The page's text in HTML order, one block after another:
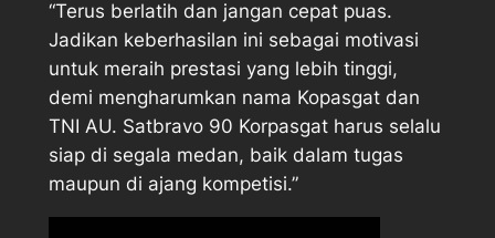
“Terus berlatih dan jangan cepat puas.
Jadikan keberhasilan ini sebagai motivasi
untuk meraih prestasi yang lebih tinggi,
demi mengharumkan nama Kopasgat dan
TNI AU. Satbravo 90 Korpasgat harus selalu
siap di segala medan, baik dalam tugas
maupun di ajang kompetisi.”